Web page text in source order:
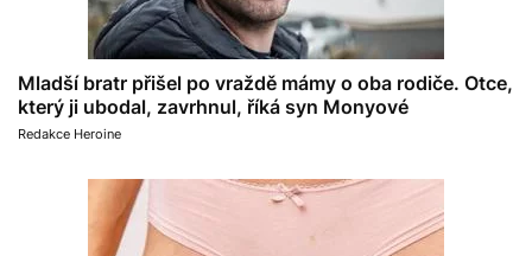
Mladší bratr přišel po vraždě mámy o oba rodiče. Otce,
který ji ubodal, zavrhnul, říká syn Monyové
Redakce Heroine